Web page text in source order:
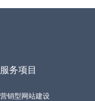
服务项目
营销型网站建设